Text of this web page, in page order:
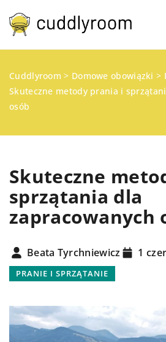
Cuddlyroom > Domowe obowiązki >
Skuteczne metody prania i
osób
Skuteczne
sprzątania dla
zapracowanych
Beata Tyrchniewicz 1
PRANIE I SPRZĄTANIE